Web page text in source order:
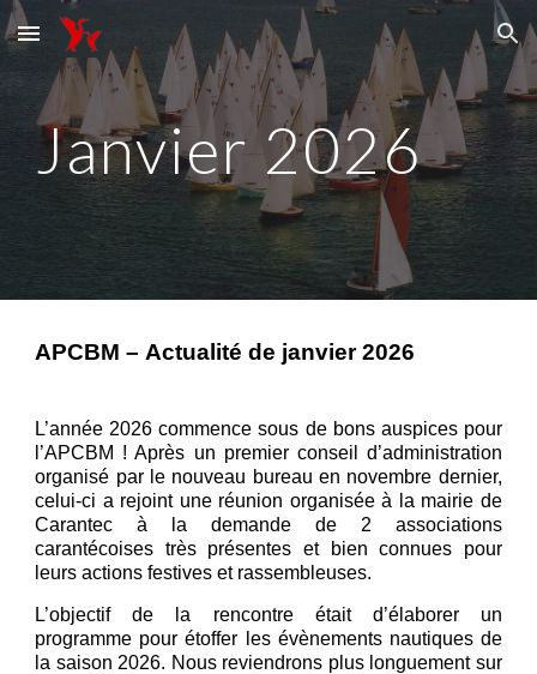
Skip to main content Skip to navigation
Janvier 2026
APCBM – Actualité de janvier 2026
L’année 2026 commence sous de bons auspices pour
l’APCBM ! Après un premier conseil d’administration
organisé par le nouveau bureau en novembre dernier,
celui-ci a rejoint une réunion organisée à la mairie de
Carantec à la demande de 2 associations
carantécoises très présentes et bien connues pour
leurs actions festives et rassembleuses.
L’objectif de la rencontre était d’élaborer un
programme pour étoffer les évènements nautiques de
la saison 2026. Nous reviendrons plus longuement sur